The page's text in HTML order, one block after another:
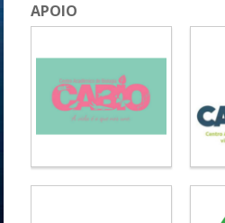
APOIO